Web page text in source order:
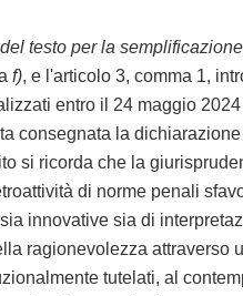
testo per la
f), e l'articolo 3, comma 1,
entro il 24 maggio
consegnata la
si ricorda che la
di norme penali
innovative sia di
ragionevolezza attraverso
tutelati, al